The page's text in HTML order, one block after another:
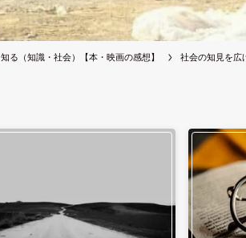
知る（知識・社会）【本・映画の感想】 社会の知見を広